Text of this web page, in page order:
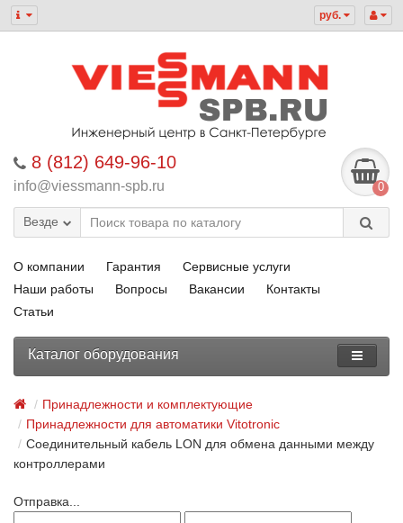
руб.
8 (812) 649-96-10
info@viessmann-spb.ru 0
Везде
О компании Гарантия
Сервисные услуги
Наши работы
Вопросы Вакансии
Контакты
Статьи
Каталог оборудования
Принадлежности и комплектующие
Принадлежности для автоматики Vitotronic
Соединительный кабель LON для обмена данными между
контроллерами
Отправка...